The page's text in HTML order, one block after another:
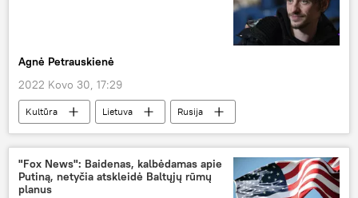
Agnė Petrauskienė
2022 Kovo 30, 17:29
Kultūra Lietuva Rusija
"Fox News": Baidenas, kalbėdamas apie
Putiną, netyčia atskleidė Baltųjų rūmų
planus